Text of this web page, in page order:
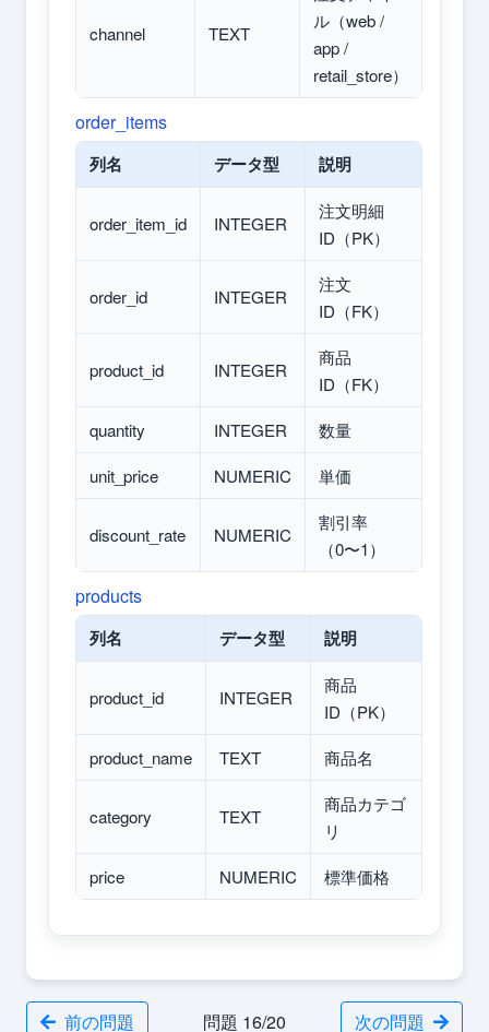
channel TEXT
ル（web /
app /
retail_store）
order_items
列名 データ型 説明
order_item_id INTEGER
注文明細
ID（PK）
order_id INTEGER
注文
ID（FK）
product_id INTEGER
商品
ID（FK）
quantity
INTEGER
数量
unit_price
NUMERIC 単価
discount_rate NUMERIC
割引率
（0〜1）
products
列名 データ型 説明
product_id INTEGER
商品
ID（PK）
product_name
TEXT 商品名
category TEXT
商品カテゴ
リ
price
NUMERIC 標準価格
前の問題 問題 16/20 次の問題